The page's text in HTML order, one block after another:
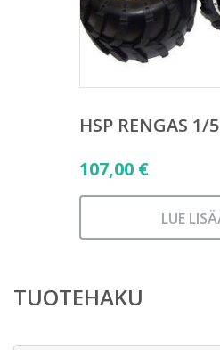
HSP RENGAS 1/
107,00 €
LUE
TUOTEHAKU